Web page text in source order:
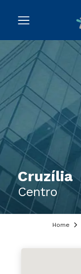
Cruzília
Centro
Home